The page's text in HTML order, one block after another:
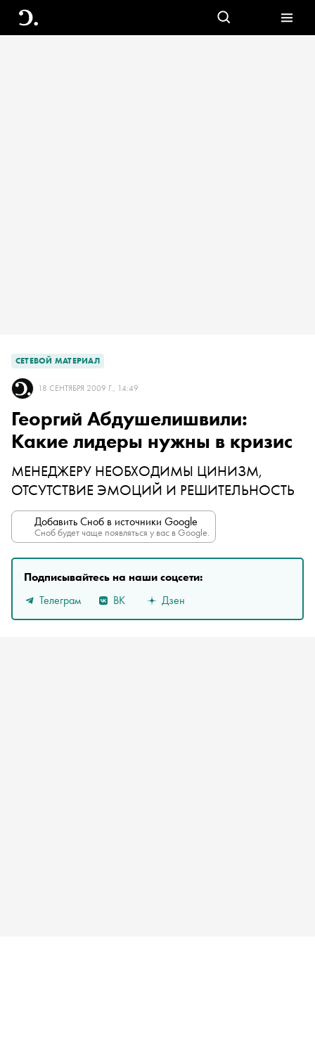
СЕТЕВОЙ МАТЕРИАЛ
18 СЕНТЯБРЯ 2009 Г., 14:49
Георгий Абдушелишвили:
Какие лидеры нужны в кризис
МЕНЕДЖЕРУ НЕОБХОДИМЫ ЦИНИЗМ,
ОТСУТСТВИЕ ЭМОЦИЙ И РЕШИТЕЛЬНОСТЬ
Добавить Сноб в источники Google
Сноб будет чаще появляться у вас в Google.
Подписывайтесь на наши соцсети:
Телеграм
ВК Дзен